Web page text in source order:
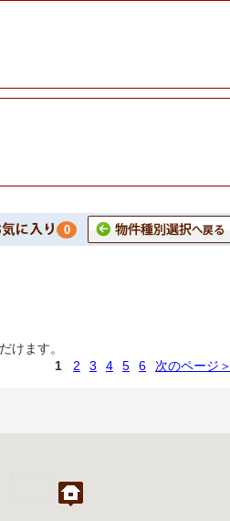
0
けます。
1
2 3 4 5 6 次のページ＞